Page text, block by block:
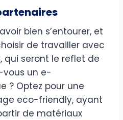
bien s’entourer, et
de travailler avec
qui seront le reflet de
vous un e-
? Optez pour une
eco-friendly, ayant
de matériaux